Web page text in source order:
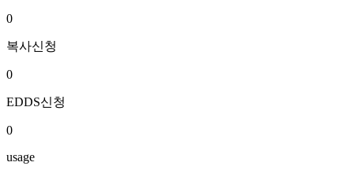
0
복사신청
0
EDDS신청
0
usage